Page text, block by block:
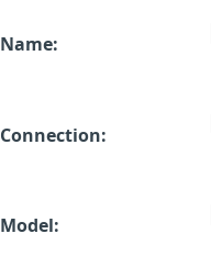
Name:
Connection:
Model: